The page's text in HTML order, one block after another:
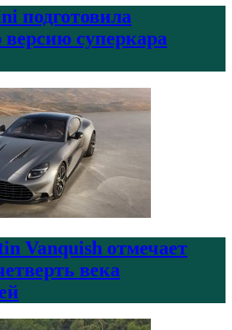
подготовила
версию суперкара
Vanquish отмечает
века